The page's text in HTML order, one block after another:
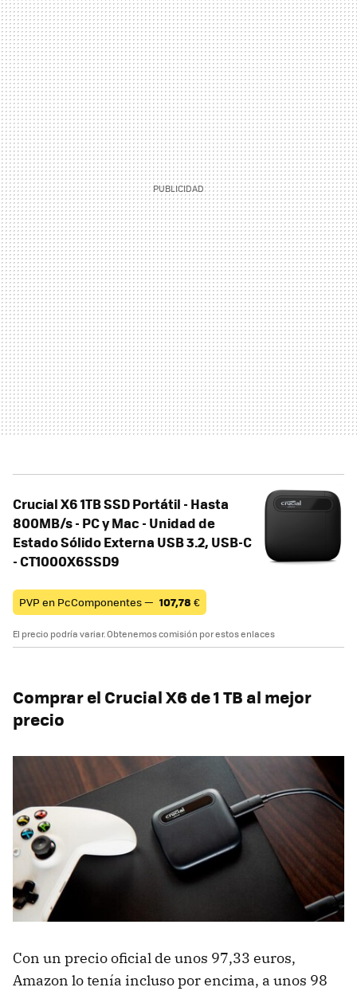
Crucial X6 1TB SSD Portátil - Hasta
800MB/s - PC y Mac - Unidad de
Estado Sólido Externa USB 3.2, USB-C
- CT1000X6SSD9
PVP en PcComponentes — 107,78 €
El precio podría variar. Obtenemos comisión por estos enlaces
Comprar el ‎Crucial X6 de 1 TB al mejor
precio
Con un precio oficial de unos 97,33 euros,
Amazon lo tenía incluso por encima, a unos 98